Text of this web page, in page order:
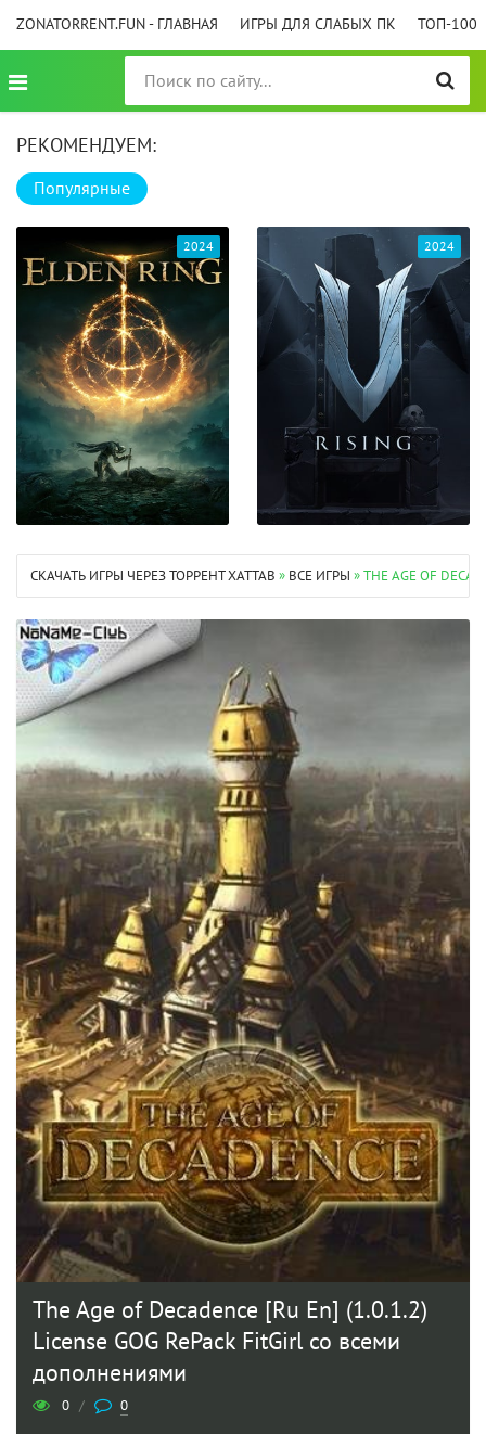
ZONATORRENT.FUN - ГЛАВНАЯ ИГРЫ ДЛЯ СЛАБЫХ ПК ТОП-100
РЕКОМЕНДУЕМ:
Популярные
2024 2024
СКАЧАТЬ ИГРЫ ЧЕРЕЗ ТОРРЕНТ XATTAB » ВСЕ ИГРЫ » THE AGE OF
The Age of Decadence [Ru En] (1.0.1.2)
License GOG RePack FitGirl со всеми
дополнениями
0 / 0